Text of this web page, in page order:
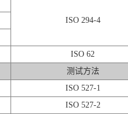
ISO 294-4
ISO 62
测试方法
ISO 527-1
ISO 527-2